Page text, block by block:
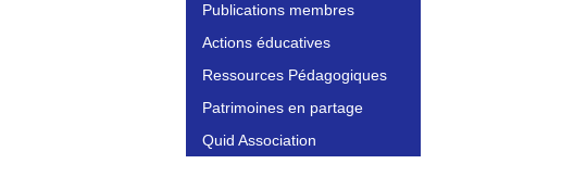
Publications membres
Actions éducatives
Ressources Pédagogiques
Patrimoines en partage
Quid Association